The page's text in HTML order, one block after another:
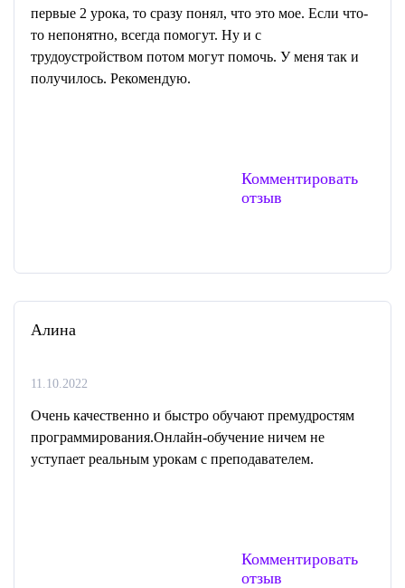
первые 2 урока, то сразу понял, что это мое. Если что-
то непонятно, всегда помогут. Ну и с
трудоустройством потом могут помочь. У меня так и
получилось. Рекомендую.
Комментировать
отзыв
Алина
11.10.2022
Очень качественно и быстро обучают премудростям
программирования.Онлайн-обучение ничем не
уступает реальным урокам с преподавателем.
Комментировать
отзыв